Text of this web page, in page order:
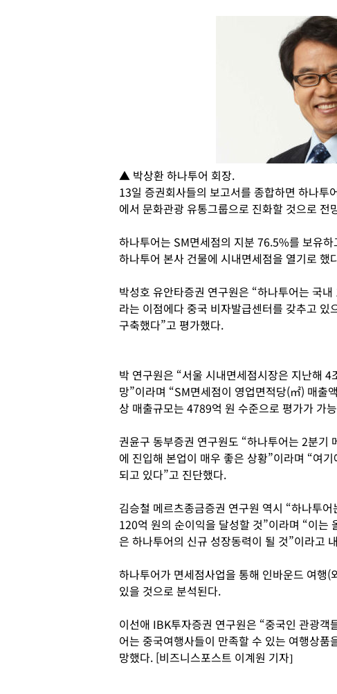
▲ 박상환 하나투어 회장.
13일 증권회사들의 보고서를 종합하면 하나투
에서 문화관광 유통그룹으로 진화할 것으로 전
하나투어는 SM면세점의 지분 76.5%를 보유
하나투어 본사 건물에 시내면세점을 열기로 했
박성호 유안타증권 연구원은 “하나투어는 국
라는 이점에다 중국 비자발급센터를 갖추고
구축했다”고 평가했다.
박 연구원은 “서울 시내면세점시장은 지난해
망”이라며 “SM면세점이 영업면적당(㎡) 매출
상 매출규모는 4789억 원 수준으로 평가가 가
권윤구 동부증권 연구원도 “하나투어는 2분기
에 진입해 본업이 매우 좋은 상황”이라며 “여
되고 있다”고 진단했다.
김승철 메르츠종금증권 연구원 역시 “하나투
120억 원의 순이익을 달성할 것”이라며 “이는
은 하나투어의 신규 성장동력이 될 것”이라고
하나투어가 면세점사업을 통해 인바운드 여행
있을 것으로 분석된다.
이선애 IBK투자증권 연구원은 “중국인 관광
어는 중국여행사들이 만족할 수 있는 여행상
망했다. [비즈니스포스트 이계원 기자]